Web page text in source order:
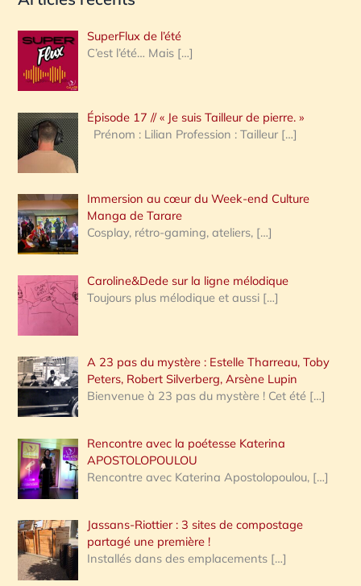
e
r
c
h
e
:
SuperFlux de l’été
C’est l’été… Mais […]
Épisode 17 // « Je suis Tailleur de pierre. »
Prénom : Lilian Profession : Tailleur […]
Immersion au cœur du Week-end Culture
Manga de Tarare
Cosplay, rétro-gaming, ateliers, […]
Caroline&Dede sur la ligne mélodique
Toujours plus mélodique et aussi […]
A 23 pas du mystère : Estelle Tharreau, Toby
Peters, Robert Silverberg, Arsène Lupin
Bienvenue à 23 pas du mystère ! Cet été […]
Rencontre avec la poétesse Katerina
APOSTOLOPOULOU
Rencontre avec Katerina Apostolopoulou, […]
Jassans-Riottier : 3 sites de compostage
partagé une première !
Installés dans des emplacements […]